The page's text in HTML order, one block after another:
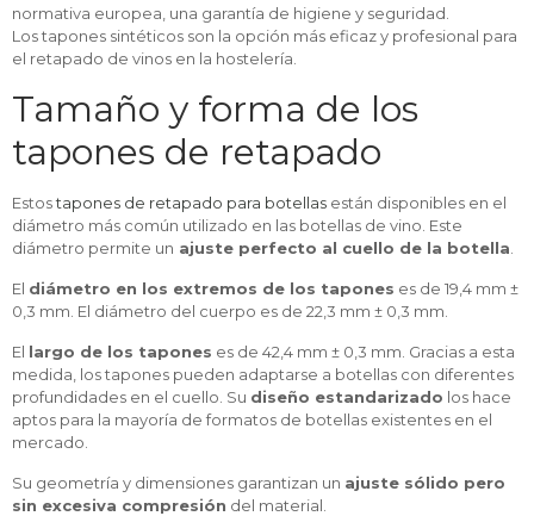
normativa europea, una garantía de higiene y seguridad.
Los tapones sintéticos son la opción más eficaz y profesional para
el retapado de vinos en la hostelería.
Tamaño y forma de los
tapones de retapado
Estostapones de retapado para botellas están disponibles en el
diámetro más común utilizado en las botellas de vino. Este
diámetro permite un ajuste perfecto al cuello de la botella
El diámetro en los extremos de los tapones es de 19,4 mm ±
0,3 mm. El diámetro del cuerpo es de 22,3 mm ± 0,3 mm.
El largo de los tapones es de 42,4 mm ± 0,3 mm. Gracias a esta
medida, los tapones pueden adaptarse a botellas con diferentes
profundidades en el cuello. Su diseño estandarizado los hace
aptos para la mayoría de formatos de botellas existentes en el
mercado.
Su geometría y dimensiones garantizan un ajuste sólido pero
sin excesiva compresión del material.